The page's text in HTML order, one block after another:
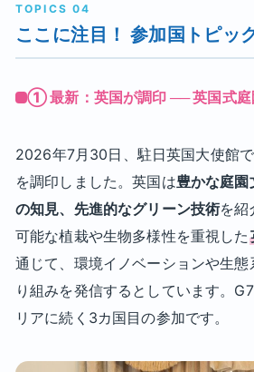
TOPICS 04
ここに注目！ 参加国トピッ
① 最新：英国が調印 ── 英国式庭
2026年7月30日、駐日英国大使館
を調印しました。英国は豊かな庭園
の知見、先進的なグリーン技術を紹
可能な植栽や生物多様性を重視した
通じて、環境イノベーションや生態
り組みを発信するとしています。
リアに続く3カ国目の参加です。